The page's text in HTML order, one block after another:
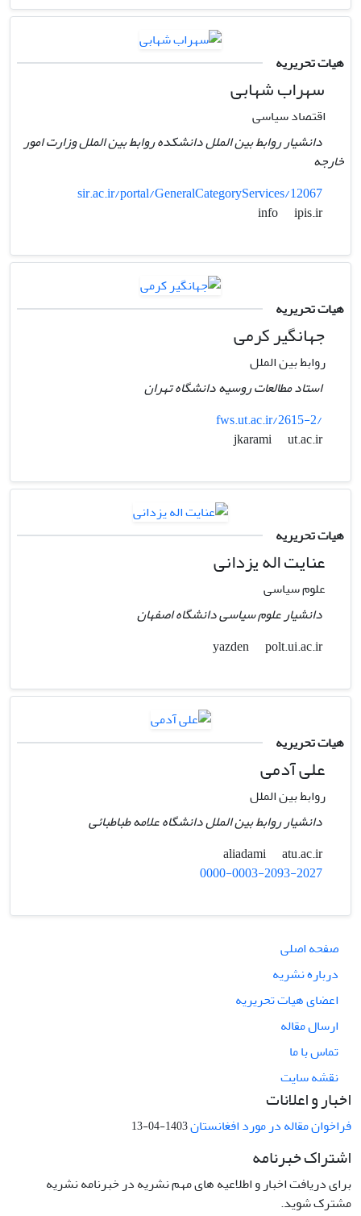
هیات تحریریه
سهراب شهابی
اقتصاد سیاسی
دانشیار روابط بین الملل دانشکده روابط بین الملل وزارت امور
خارجه
sir.ac.ir/portal/GeneralCategoryServices/12067
info
ipis.ir
هیات تحریریه
جهانگیر کرمی
روابط بین الملل
استاد مطالعات روسیه دانشگاه تهران
fws.ut.ac.ir/2615-2/
jkarami
ut.ac.ir
هیات تحریریه
عنایت اله یزدانی
علوم سیاسی
دانشیار علوم سیاسی دانشگاه اصفهان
yazden
polt.ui.ac.ir
هیات تحریریه
علی آدمی
روابط بین الملل
دانشیار روابط بین الملل دانشگاه علامه طباطبائی
aliadami
atu.ac.ir
0000-0003-2093-2027
صفحه اصلی
درباره نشریه
اعضای هیات تحریریه
ارسال مقاله
تماس با ما
نقشه سایت
اخبار و اعلانات
فراخوان مقاله در مورد افغانستان1403-04-13
اشتراک خبرنامه
برای دریافت اخبار و اطلاعیه های مهم نشریه در خبرنامه نشریه
مشترک شوید.